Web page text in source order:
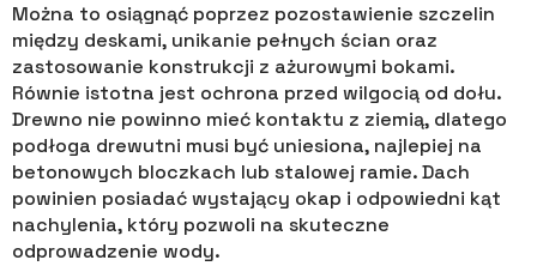
Można to osiągnąć poprzez pozostawienie szczelin
między deskami, unikanie pełnych ścian oraz
zastosowanie konstrukcji z ażurowymi bokami.
Równie istotna jest ochrona przed wilgocią od dołu.
Drewno nie powinno mieć kontaktu z ziemią, dlatego
podłoga drewutni musi być uniesiona, najlepiej na
betonowych bloczkach lub stalowej ramie. Dach
powinien posiadać wystający okap i odpowiedni kąt
nachylenia, który pozwoli na skuteczne
odprowadzenie wody.